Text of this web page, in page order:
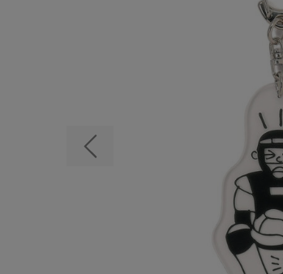
前の画像